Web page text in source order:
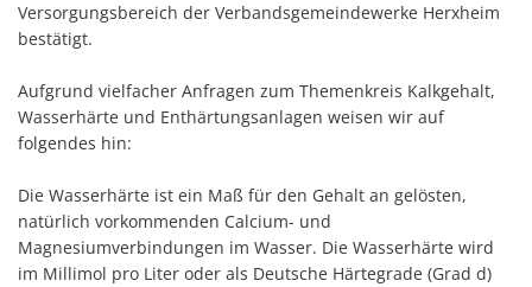
Versorgungsbereich der Verbandsgemeindewerke Herxheim
bestätigt.
Aufgrund vielfacher Anfragen zum Themenkreis Kalkgehalt,
Wasserhärte und Enthärtungsanlagen weisen wir auf
folgendes hin:
Die Wasserhärte ist ein Maß für den Gehalt an gelösten,
natürlich vorkommenden Calcium- und
Magnesiumverbindungen im Wasser. Die Wasserhärte wird
im Millimol pro Liter oder als Deutsche Härtegrade (Grad d)